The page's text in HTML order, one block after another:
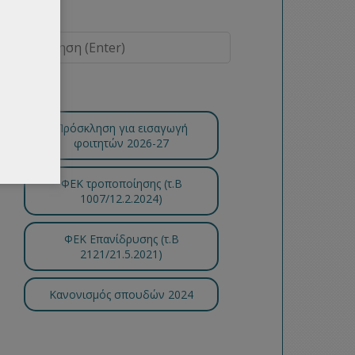
Πρόσκληση για εισαγωγή
φοιτητών 2026-27
ΦΕΚ τροποποίησης (τ.B
1007/12.2.2024)
ΦΕΚ Επανίδρυσης (τ.Β
2121/21.5.2021)
Κανονισμός σπουδών 2024